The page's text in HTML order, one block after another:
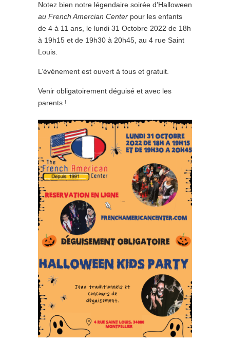
Notez bien notre légendaire soirée d’Halloween
au French Amercian Center pour les enfants
de 4 à 11 ans, le lundi 31 Octobre 2022 de 18h
à 19h15 et de 19h30 à 20h45, au 4 rue Saint
Louis.
L’événement est ouvert à tous et gratuit.
Venir obligatoirement déguisé et avec les
parents !